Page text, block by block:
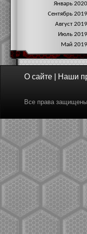
Январь
Сентябрь
Август
Июль
Май
О сайте Наши
Все права